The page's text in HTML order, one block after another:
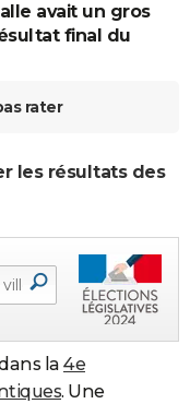
avait un gros
final du
rater
les résultats des
la 4e
. Une